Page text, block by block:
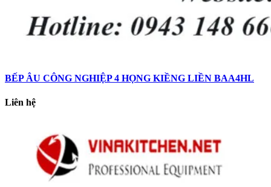
BẾP ÂU CÔNG NGHIỆP 4 HỌNG KIỀNG LIỀN BAA4HL
Liên hệ